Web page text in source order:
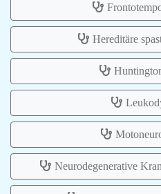
Hereditäre
Neurodegenerative